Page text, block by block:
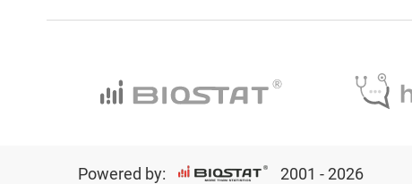
Powered by: 2001 - 2026